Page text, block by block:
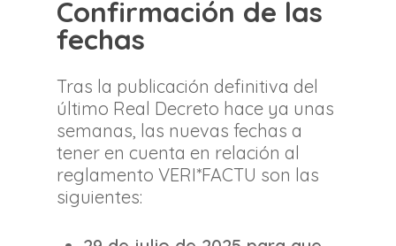
Confirmación de las
fechas
Tras la publicación definitiva del
último Real Decreto hace ya unas
semanas, las nuevas fechas a
tener en cuenta en relación al
reglamento VERI*FACTU son las
siguientes: